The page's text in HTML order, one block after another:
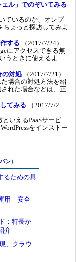
ル」でのぞいてみる
ているのか、オンプ
ちょっと探訪してみよ
する （2017/7/24）
にアクセスできる無
うときに使えるよ
の対処 （2017/7/21）
場合の対処方法を紹
れた場合などは、正
てみる （2017/7/2
いえるPaaSサービ
をインストー
ン）
るための具
用 安全
：特長か
介
、クラウ